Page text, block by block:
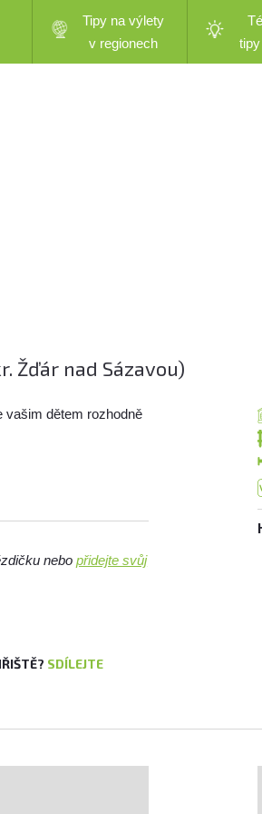
Tipy na výlety
v regionech
Žďár nad Sázavou)
vašim dětem rozhodně
nebopřidejte svůj
SDÍLEJTE